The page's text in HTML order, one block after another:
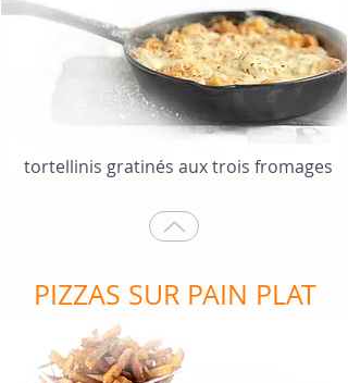
tortellinis gratinés aux trois fromages
PIZZAS SUR PAIN PLAT